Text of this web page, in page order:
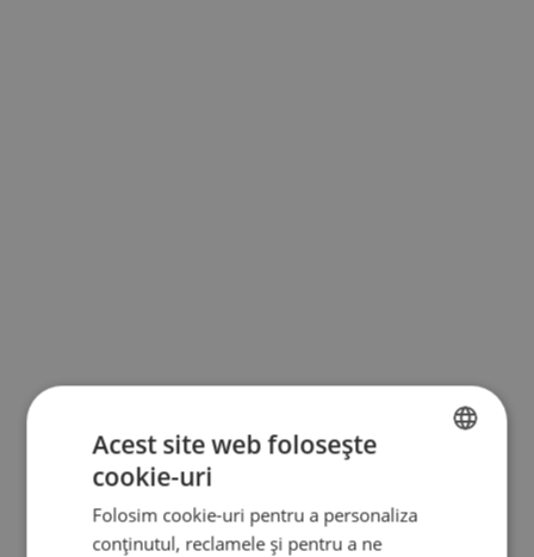
ENGLISH
Acest site web folosește
cookie-uri
Folosim cookie-uri pentru a personaliza
conținutul, reclamele și pentru a ne